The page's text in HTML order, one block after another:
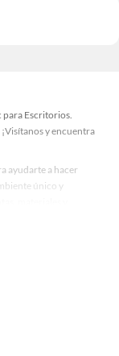
para Escritorios.
y encuentra
ayudarte a hacer
único y
más tú.
aquí para hacer
para ofrecerte en
proyectos y
tenemos para